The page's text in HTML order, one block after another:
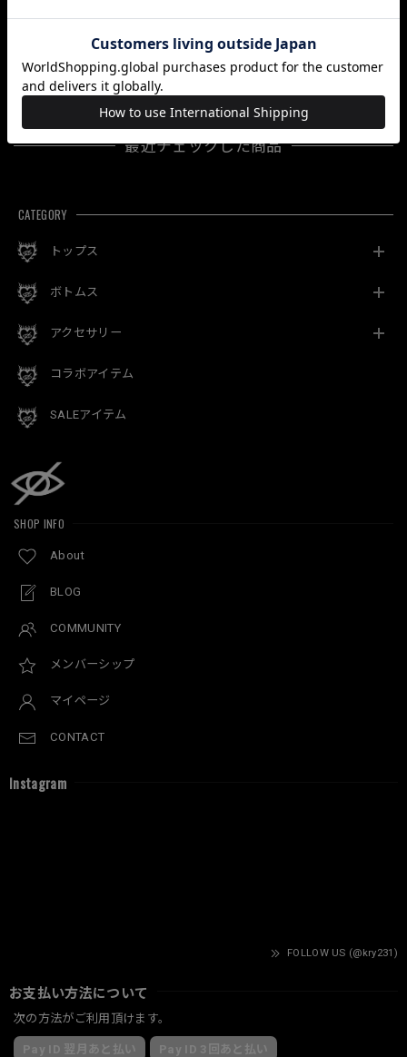
【即納】「部族柄ボ
リュームネックPK」
¥14,850
【即納】「ピカピカ
注射器ロンT」
¥11,550
【予約】「RAZOR
最近チェックした商品
CATEGORY
トップス
ボトムス
アクセサリー
コラボアイテム
SALEアイテム
SHOP INFO
About
BLOG
COMMUNITY
メンバーシップ
マイページ
CONTACT
Instagram
FOLLOW US (@kry231)
お支払い方法について
次の方法がご利用頂けます。
Pay ID 翌月あと払い Pay ID 3回あと払い